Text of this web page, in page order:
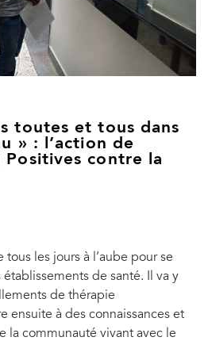
toutes et tous dans
» : l’action de
Positives contre la
tous les jours à l’aube pour se
de santé. Il va y
de thérapie
ensuite à des connaissances et
la communauté vivant avec le